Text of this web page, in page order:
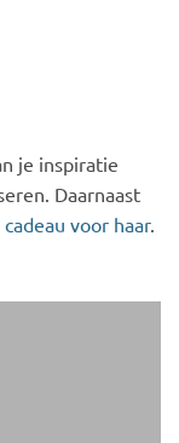
je inspiratie
Daarnaast
voor haar.